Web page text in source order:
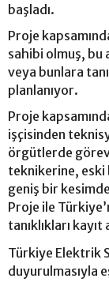
başladı.
Proje
sahibi olmuş, bu
veya bunlara
planlanıyor.
Proje
işçisinden
örgütlerde
teknikerine, eski
geniş bir
Proje ile
tanıklıkları
Türkiye Elektrik
duyurulmasıyla